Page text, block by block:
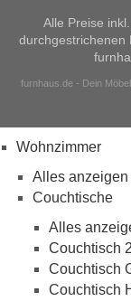
Alle Preise
durchgestrichenen
furnhaus.de - Dein
Wohnzimmer
Alles
Couchtische
Alles
Couchtisch
Couchtisch
Couchtisch